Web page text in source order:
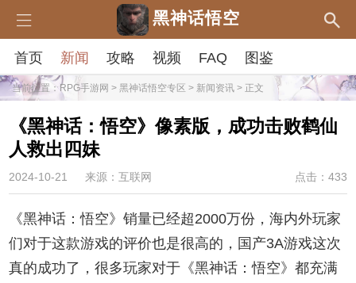
黑神话悟空
首页 新闻 攻略 视频 FAQ 图鉴
当前位置：RPG手游网 > 黑神话悟空专区 > 新闻资讯 > 正文
《黑神话：悟空》像素版，成功击败鹤仙
人救出四妹
2024-10-21 来源：互联网 点击：433
《黑神话：悟空》销量已经超2000万份，海内外玩家
们对于这款游戏的评价也是很高的，国产3A游戏这次
真的成功了，很多玩家对于《黑神话：悟空》都充满